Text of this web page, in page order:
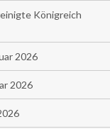
Königreich
2026
2026